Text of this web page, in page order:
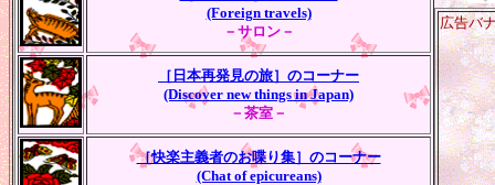
(Foreign travels)
－サロン－
［日本再発見の旅］のコーナー
(Discover new things in Japan)
－茶室－
［快楽主義者のお喋り集］のコーナー
(Chat of epicureans)
広告バ